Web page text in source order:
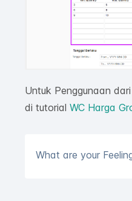
Untuk Penggunaan
di tutorial WC Harga
What are your